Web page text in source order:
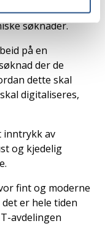
da, har han
søknader.
på en
der de
dette skal
digitaliseres,
inntrykk av
og kjedelig
fint og moderne
er hele tiden
avdelingen